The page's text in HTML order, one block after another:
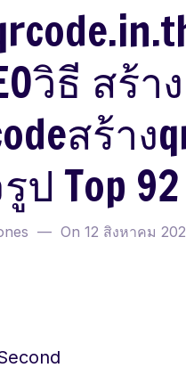
วิธี สร้า
สร้าง
ป Top
On 12 สิงหาคม